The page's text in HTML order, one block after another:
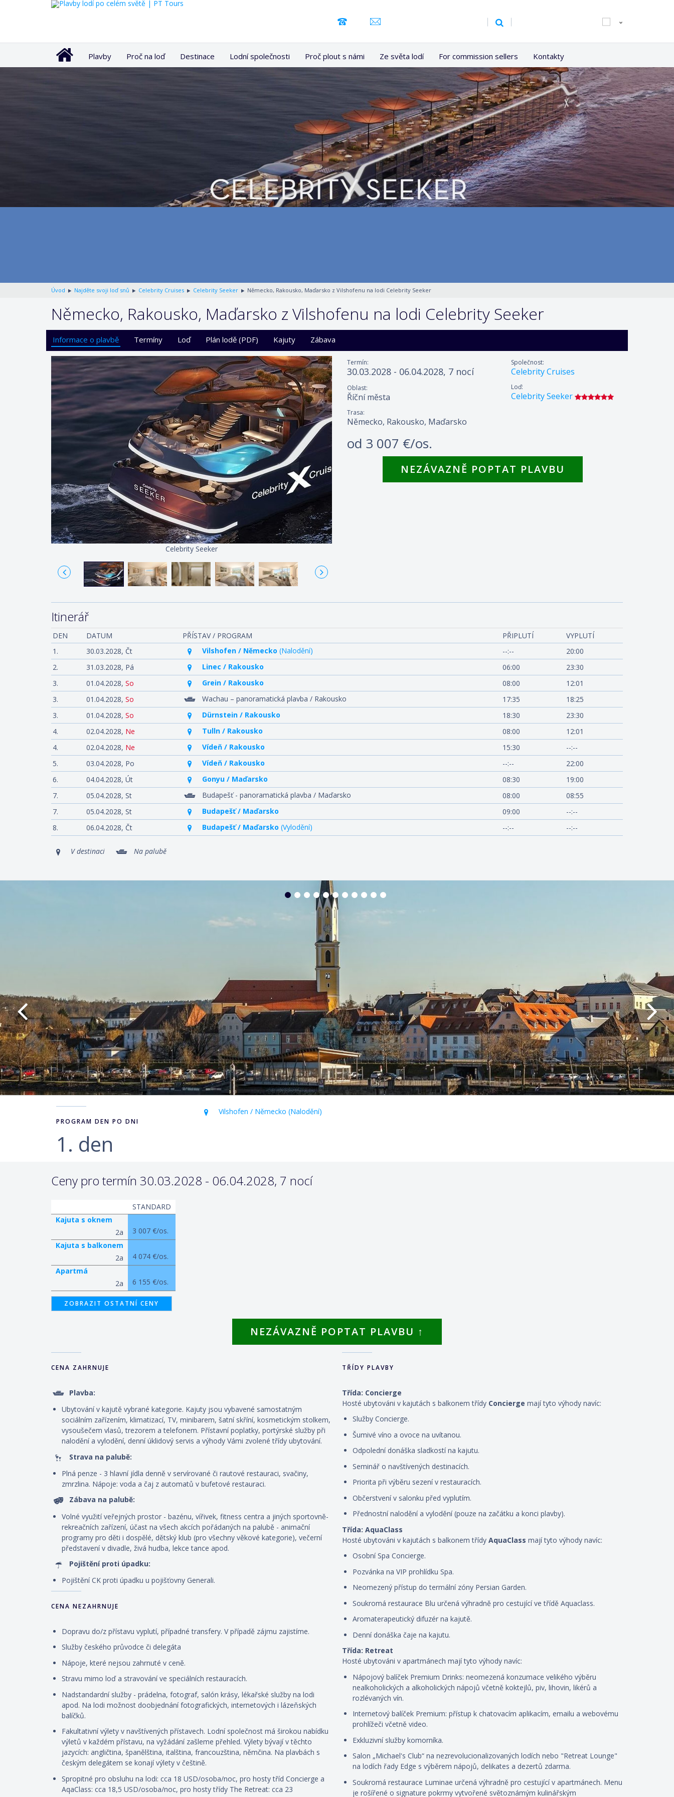
Plavby Proč na loď Destinace Lodní společnosti Proč plout s námi Ze světa lodí For commission sellers Kontakty
Úvod Najděte svoji loď snů Celebrity Cruises Celebrity Seeker Německo, Rakousko, Maďarsko z Vilshofenu na lodi Celebrity Seeker
Německo, Rakousko, Maďarsko z Vilshofenu na lodi Celebrity Seeker
Informace o plavbě Termíny Loď Plán lodě (PDF) Kajuty Zábava
Celebrity Seeker
Termín:
30.03.2028 - 06.04.2028, 7 nocí
Oblast:
Říční města
Trasa:
Německo, Rakousko, Maďarsko
Společnost:
Celebrity Cruises
Loď:
Celebrity Seeker
od 3 007 €/os.
NEZÁVAZNĚ POPTAT PLAVBU
Itinerář
DEN DATUM PŘÍSTAV / PROGRAM PŘIPLUTÍ
VYPLUTÍ
1.
30.03.2028, Čt Vilshofen / Německo (Nalodění) --:--
20:00
2.
31.03.2028, Pá Linec / Rakousko 06:00
23:30
3.
01.04.2028, So Grein / Rakousko 08:00
12:01
3.
01.04.2028, So Wachau – panoramatická plavba / Rakousko 17:35
18:25
3.
01.04.2028, So Dürnstein / Rakousko 18:30
23:30
4.
02.04.2028, Ne Tulln / Rakousko 08:00
12:01
4.
02.04.2028, Ne Vídeň / Rakousko 15:30
--:--
5.
03.04.2028, Po Vídeň / Rakousko --:--
22:00
6.
04.04.2028, Út Gonyu / Maďarsko 08:30
19:00
7.
05.04.2028, St Budapešť - panoramatická plavba / Maďarsko 08:00
08:55
7.
05.04.2028, St Budapešť / Maďarsko 09:00
--:--
8.
06.04.2028, Čt Budapešť / Maďarsko (Vylodění) --:-- --:--
V destinaci Na palubě
PROGRAM DEN PO DNI
1. den
Vilshofen / Německo (Nalodění)
Ceny pro termín 30.03.2028 - 06.04.2028, 7 nocí
STANDARD
Kajuta s oknem
2a
3 007 €/os.
Kajuta s balkonem
2a
4 074 €/os.
Apartmá
2a
6 155 €/os.
ZOBRAZIT OSTATNÍ CENY
NEZÁVAZNĚ POPTAT PLAVBU ↑
CENA ZAHRNUJE
Plavba:
Ubytování v kajutě vybrané kategorie. Kajuty jsou vybavené samostatným
sociálním zařízením, klimatizací, TV, minibarem, šatní skříní, kosmetickým stolkem,
vysoušečem vlasů, trezorem a telefonem. Přístavní poplatky, portýrské služby při
nalodění a vylodění, denní úklidový servis a výhody Vámi zvolené třídy ubytování.
Strava na palubě:
Plná penze - 3 hlavní jídla denně v servírované či rautové restauraci, svačiny,
zmrzlina. Nápoje: voda a čaj z automatů v bufetové restauraci.
Zábava na palubě:
Volné využití veřejných prostor - bazénu, vířivek, fitness centra a jiných sportovně-
rekreačních zařízení, účast na všech akcích pořádaných na palubě - animační
programy pro děti i dospělé, dětský klub (pro všechny věkové kategorie), večerní
představení v divadle, živá hudba, lekce tance apod.
Pojištění proti úpadku:
Pojištění CK proti úpadku u pojišťovny Generali.
CENA NEZAHRNUJE
Dopravu do/z přístavu vyplutí, případné transfery. V případě zájmu zajistíme.
Služby českého průvodce či delegáta
Nápoje, které nejsou zahrnuté v ceně.
Stravu mimo loď a stravování ve speciálních restauracích.
Nadstandardní služby - prádelna, fotograf, salón krásy, lékařské služby na lodi
apod. Na lodi možnost doobjednání fotografických, internetových i lázeňských
balíčků.
Fakultativní výlety v navštívených přístavech. Lodní společnost má širokou nabídku
výletů v každém přístavu, na vyžádání zašleme přehled. Výlety bývají v těchto
jazycích: angličtina, španělština, italština, francouzština, němčina. Na plavbách s
českým delegátem se konají výlety v češtině.
Spropitné pro obsluhu na lodi: cca 18 USD/osoba/noc, pro hosty tříd Concierge a
AqaClass: cca 18,5 USD/osoba/noc, pro hosty třídy The Retreat: cca 23
TŘÍDY PLAVBY
Třída: Concierge
Hosté ubytováni v kajutách s balkonem třídy Concierge mají tyto výhody navíc:
Služby Concierge.
Šumivé víno a ovoce na uvítanou.
Odpolední donáška sladkostí na kajutu.
Seminář o navštívených destinacích.
Priorita při výběru sezení v restauracích.
Občerstvení v salonku před vyplutím.
Přednostní nalodění a vylodění (pouze na začátku a konci plavby).
Třída: AquaClass
Hosté ubytováni v kajutách s balkonem třídy AquaClass mají tyto výhody navíc:
Osobní Spa Concierge.
Pozvánka na VIP prohlídku Spa.
Neomezený přístup do termální zóny Persian Garden.
Soukromá restaurace Blu určená výhradně pro cestující ve třídě Aquaclass.
Aromaterapeutický difuzér na kajutě.
Denní donáška čaje na kajutu.
Třída: Retreat
Hosté ubytováni v apartmánech mají tyto výhody navíc:
Nápojový balíček Premium Drinks: neomezená konzumace velikého výběru
nealkoholických a alkoholických nápojů včetně koktejlů, piv, lihovin, likérů a
rozlévaných vín.
Internetový balíček Premium: přístup k chatovacím aplikacím, emailu a webovému
prohlížeči včetně video.
Exkluzivní služby komorníka.
Salon „Michael's Club“ na nezrevolucionalizovaných lodích nebo "Retreat Lounge"
na lodích řady Edge s výběrem nápojů, delikates a dezertů zdarma.
Soukromá restaurace Luminae určená výhradně pro cestující v apartmánech. Menu
je rošířené o signature pokrmy vytvořené světoznámým kulinářským